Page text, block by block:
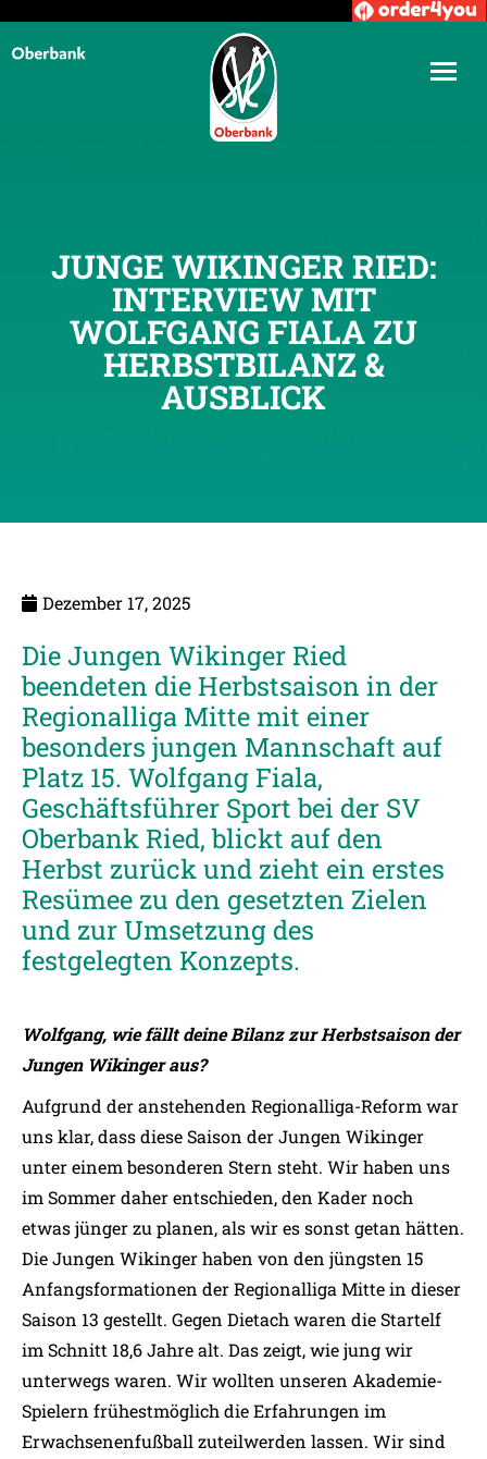
JUNGE WIKINGER RIED:
INTERVIEW MIT
WOLFGANG FIALA ZU
HERBSTBILANZ &
AUSBLICK
Dezember 17, 2025
Die Jungen Wikinger Ried
beendeten die Herbstsaison in der
Regionalliga Mitte mit einer
besonders jungen Mannschaft auf
Platz 15. Wolfgang Fiala,
Geschäftsführer Sport bei der SV
Oberbank Ried, blickt auf den
Herbst zurück und zieht ein erstes
Resümee zu den gesetzten Zielen
und zur Umsetzung des
festgelegten Konzepts.
Wolfgang, wie fällt deine Bilanz zur Herbstsaison der
Jungen Wikinger aus?
Aufgrund der anstehenden Regionalliga-Reform war
uns klar, dass diese Saison der Jungen Wikinger
unter einem besonderen Stern steht. Wir haben uns
im Sommer daher entschieden, den Kader noch
etwas jünger zu planen, als wir es sonst getan hätten.
Die Jungen Wikinger haben von den jüngsten 15
Anfangsformationen der Regionalliga Mitte in dieser
Saison 13 gestellt. Gegen Dietach waren die Startelf
im Schnitt 18,6 Jahre alt. Das zeigt, wie jung wir
unterwegs waren. Wir wollten unseren Akademie-
Spielern frühestmöglich die Erfahrungen im
Erwachsenenfußball zuteilwerden lassen. Wir sind